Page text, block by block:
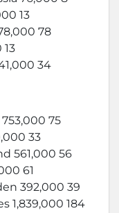
13
78
13
34
75
33
561,000 56
61
392,000 39
1,839,000 184